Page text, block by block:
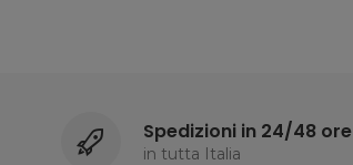
Spedizioni in 24/48 ore
in tutta Italia